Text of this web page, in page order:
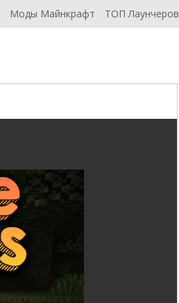
Моды Майнкрафт ТОП Лаунчеров